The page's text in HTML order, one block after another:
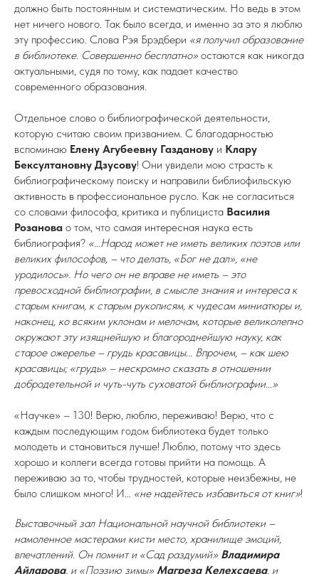
должно быть постоянным и систематическим. Но ведь в этом
нет ничего нового. Так было всегда, и именно за это я люблю
эту профессию. Слова Рэя Брэдбери «я получил образование
в библиотеке. Совершенно бесплатно» остаются как никогда
актуальными, судя по тому, как падает качество
современного образования.
Отдельное слово о библиографической деятельности,
которую считаю своим призванием. С благодарностью
вспоминаю Елену Агубеевну Газданову и Клару
Бексултановну Дзусову! Они увидели мою страсть к
библиографическому поиску и направили библиофильскую
активность в профессиональное русло. Как не согласиться
со словами философа, критика и публициста Василия
Розанова о том, что самая интересная наука есть
библиография? «…Народ может не иметь великих поэтов или
великих философов, – что делать, «Бог не дал», «не
уродилось». Но чего он не вправе не иметь – это
превосходной библиографии, в смысле знания и интереса к
старым книгам, к старым рукописям, к чудесам миниатюры и,
наконец, ко всяким уклонам и мелочам, которые великолепно
окружают эту изящнейшую и благороднейшую науку, как
старое ожерелье – грудь красавицы... Впрочем, – как шею
красавицы; «грудь» – нескромно сказать в отношении
добродетельной и чуть-чуть суховатой библиографии...»
«Научке» – 130! Верю, люблю, переживаю! Верю, что с
каждым последующим годом библиотека будет только
молодеть и становиться лучше! Люблю, потому что здесь
хорошо и коллеги всегда готовы прийти на помощь. А
переживаю за то, чтобы трудностей, которые неизбежны, не
было слишком много! И… «не надейтесь избавиться от книг»!
Выставочный зал Национальной научной библиотеки –
намоленное мастерами кисти место, хранилище эмоций,
впечатлений. Он помнит и «Сад раздумий» Владимира
Айларова, и «Поэзию зимы» Магреза Келехсаева, и